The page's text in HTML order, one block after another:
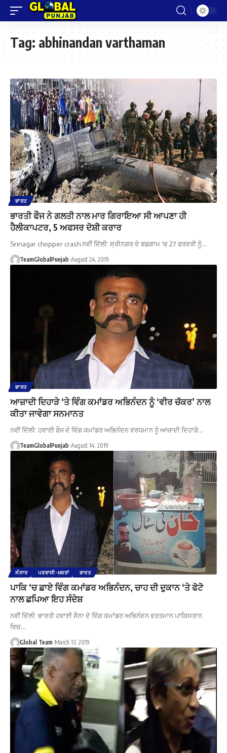
Tag: abhinandan varthaman
ਭਾਰਤ
ਭਾਰਤੀ ਫੌਜ ਨੇ ਗਲਤੀ ਨਾਲ ਮਾਰ ਗਿਰਾਇਆ ਸੀ ਆਪਣਾ ਹੀ
ਹੈਲੀਕਾਪਟਰ, 5 ਅਫਸਰ ਦੋਸ਼ੀ ਕਰਾਰ
Srinagar chopper crash ਨਵੀਂ ਦਿੱਲੀ: ਸ੍ਰੀਨਗਰ ਦੇ ਬਡਗਾਮ 'ਚ 27 ਫਰਵਰੀ ਨੂੰ…
TeamGlobalPunjab August 24, 2019
ਭਾਰਤ
ਆਜ਼ਾਦੀ ਦਿਹਾੜੇ ‘ਤੇ ਵਿੰਗ ਕਮਾਂਡਰ ਅਭਿਨੰਦਨ ਨੂੰ ‘ਵੀਰ ਚੱਕਰ’ ਨਾਲ
ਕੀਤਾ ਜਾਵੇਗਾ ਸਨਮਾਨਤ
ਨਵੀਂ ਦਿੱਲ‍ੀ: ਹਵਾਈ ਫੌਜ ਦੇ ਵਿੰਗ ਕਮਾਂਡਰ ਅਭਿਨੰਦਨ ਵਰਧਮਾਨ ਨੂੰ ਆਜ਼ਾਦੀ ਦਿਹਾੜੇ…
TeamGlobalPunjab August 14, 2019
ਸੰਸਾਰ ਪਰਵਾਸੀ-ਖ਼ਬਰਾਂ ਭਾਰਤ
ਪਾਕਿ ‘ਚ ਛਾਏ ਵਿੰਗ ਕਮਾਂਡਰ ਅਭਿਨੰਦਨ, ਚਾਹ ਦੀ ਦੁਕਾਨ ‘ਤੇ ਫੋਟੋ
ਨਾਲ ਛਪਿਆ ਇਹ ਸੰਦੇਸ਼
ਨਵੀਂ ਦਿੱਲੀ: ਭਾਰਤੀ ਹਵਾਈ ਸੈਨਾ ਦੇ ਵਿੰਗ ਕਮਾਂਡਰ ਅਭਿਨੰਦਨ ਵਰਤਮਾਨ ਪਾਕਿਸਤਾਨ
ਵਿਚ…
Global Team March 13, 2019